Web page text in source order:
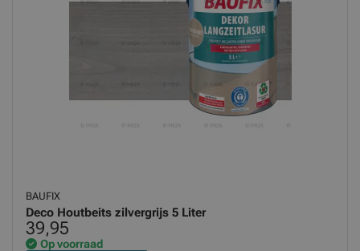
BAUFIX
Deco Houtbeits zilvergrijs 5 Liter
39,95
Op voorraad